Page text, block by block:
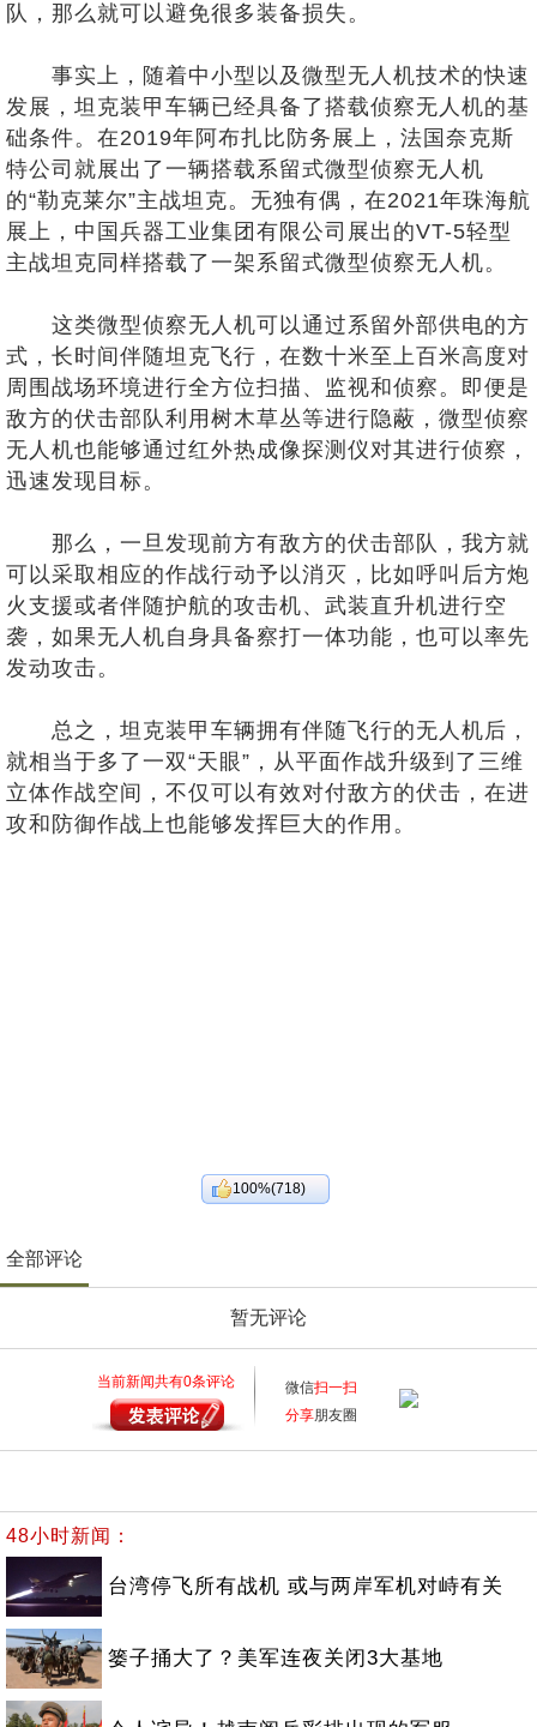
队，那么就可以避免很多装备损失。
事实上，随着中小型以及微型无人机技术的快速
发展，坦克装甲车辆已经具备了搭载侦察无人机的基
础条件。在2019年阿布扎比防务展上，法国奈克斯
特公司就展出了一辆搭载系留式微型侦察无人机
的“勒克莱尔”主战坦克。无独有偶，在2021年珠海航
展上，中国兵器工业集团有限公司展出的VT-5轻型
主战坦克同样搭载了一架系留式微型侦察无人机。
这类微型侦察无人机可以通过系留外部供电的方
式，长时间伴随坦克飞行，在数十米至上百米高度对
周围战场环境进行全方位扫描、监视和侦察。即便是
敌方的伏击部队利用树木草丛等进行隐蔽，微型侦察
无人机也能够通过红外热成像探测仪对其进行侦察，
迅速发现目标。
那么，一旦发现前方有敌方的伏击部队，我方就
可以采取相应的作战行动予以消灭，比如呼叫后方炮
火支援或者伴随护航的攻击机、武装直升机进行空
袭，如果无人机自身具备察打一体功能，也可以率先
发动攻击。
总之，坦克装甲车辆拥有伴随飞行的无人机后，
就相当于多了一双“天眼”，从平面作战升级到了三维
立体作战空间，不仅可以有效对付敌方的伏击，在进
攻和防御作战上也能够发挥巨大的作用。
100%(718)
全部评论
暂无评论
当前新闻共有0条评论 微信扫一扫
分享朋友圈
48小时新闻：
台湾停飞所有战机 或与两岸军机对峙有关
篓子捅大了？美军连夜关闭3大基地